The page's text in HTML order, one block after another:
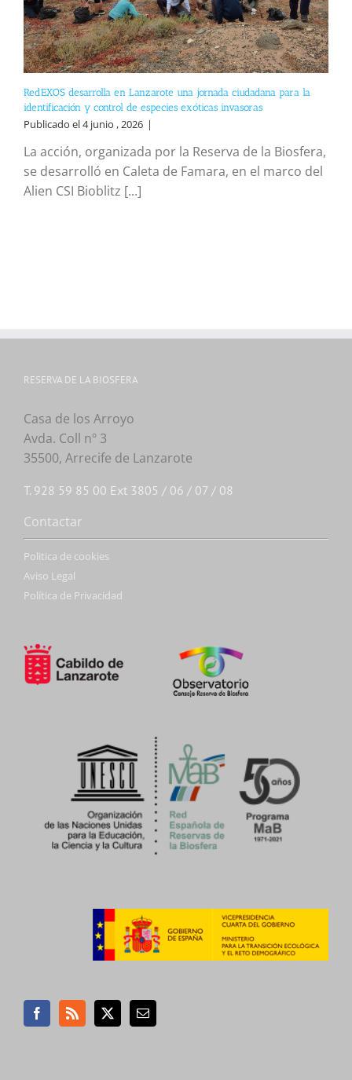
RedEXOS desarrolla en Lanzarote una jornada ciudadana para la
identificación y control de especies exóticas invasoras
Publicado el 4 junio , 2026 |
La acción, organizada por la Reserva de la Biosfera,
se desarrolló en Caleta de Famara, en el marco del
Alien CSI Bioblitz [...]
RESERVA DE LA BIOSFERA
Casa de los Arroyo
Avda. Coll nº 3
35500, Arrecife de Lanzarote
T. 928 59 85 00 Ext 3805 / 06 / 07 / 08
Contactar
Politica de cookies
Aviso Legal
Política de Privacidad